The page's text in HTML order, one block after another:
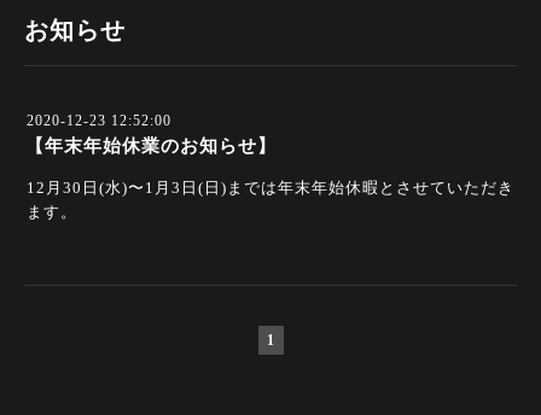
お知らせ
2020-12-23 12:52:00
【年末年始休業のお知らせ】
12月30日(水)〜1月3日(日)までは年末年始休暇とさせていただき
ます。
1